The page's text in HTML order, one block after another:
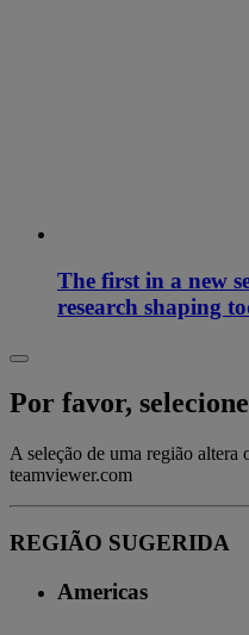
The first in a new
research shaping
Por favor,
A seleção de uma região
teamviewer.com
REGIÃO SUGERIDA
Americas